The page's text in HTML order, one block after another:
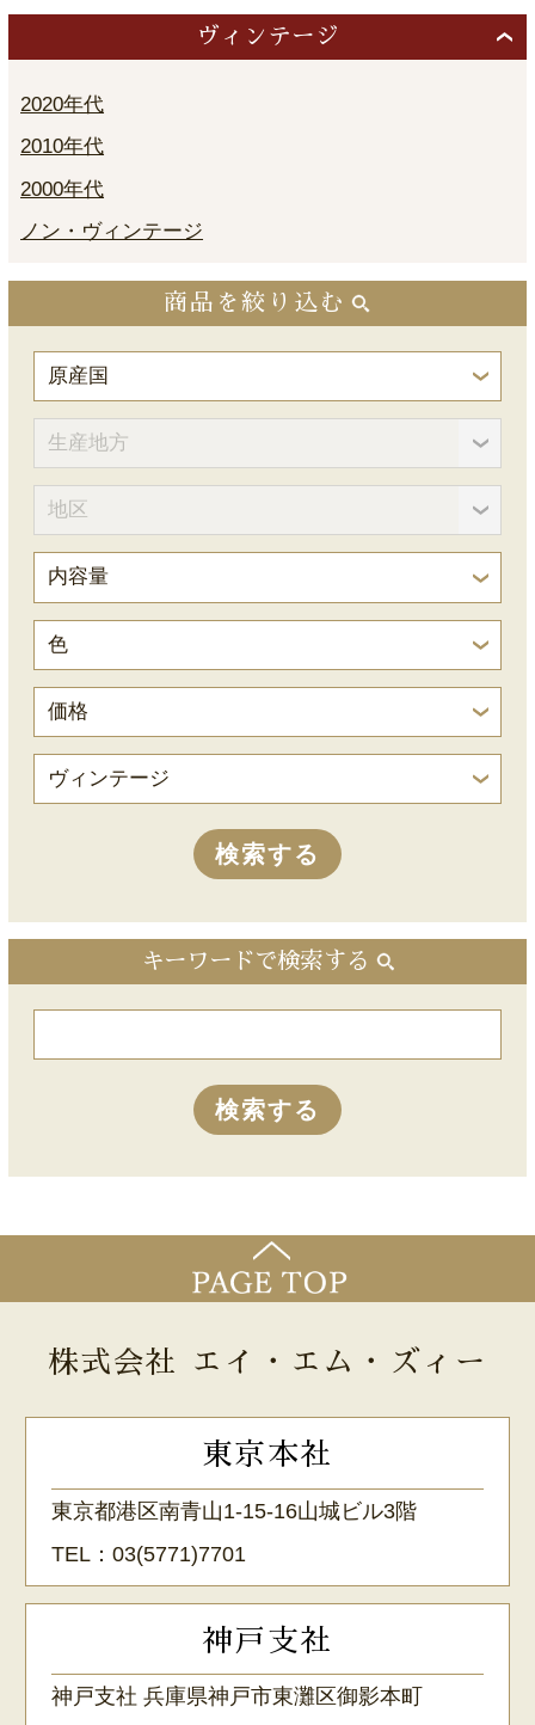
ヴィンテージ
2020年代
2010年代
2000年代
ノン・ヴィンテージ
商品を絞り込む
キーワードで検索する
株式会社 エイ・エム・ズィー
東京本社
東京都港区南青山1-15-16山城ビル3階
TEL：03(5771)7701
神戸支社
神戸支社 兵庫県神戸市東灘区御影本町